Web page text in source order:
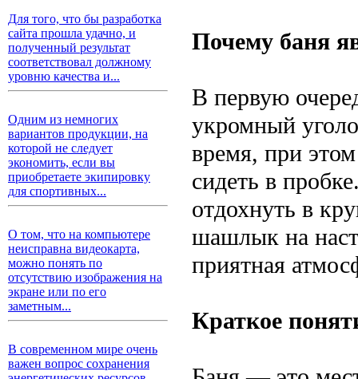
Для того, что бы разработка
сайта прошла удачно, и
полученный результат
соответствовал должному
уровню качества и...
Одним из немногих
вариантов продукции, на
которой не следует
экономить, если вы
приобретаете экипировку
для спортивных...
О том, что на компьютере
неисправна видеокарта,
можно понять по
отсутствию изображения на
экране или по его
заметным...
В современном мире очень
важен вопрос сохранения
Почему баня
В первую
укромный
время, при
сидеть в
отдохнуть в
шашлык на
приятная
Краткое